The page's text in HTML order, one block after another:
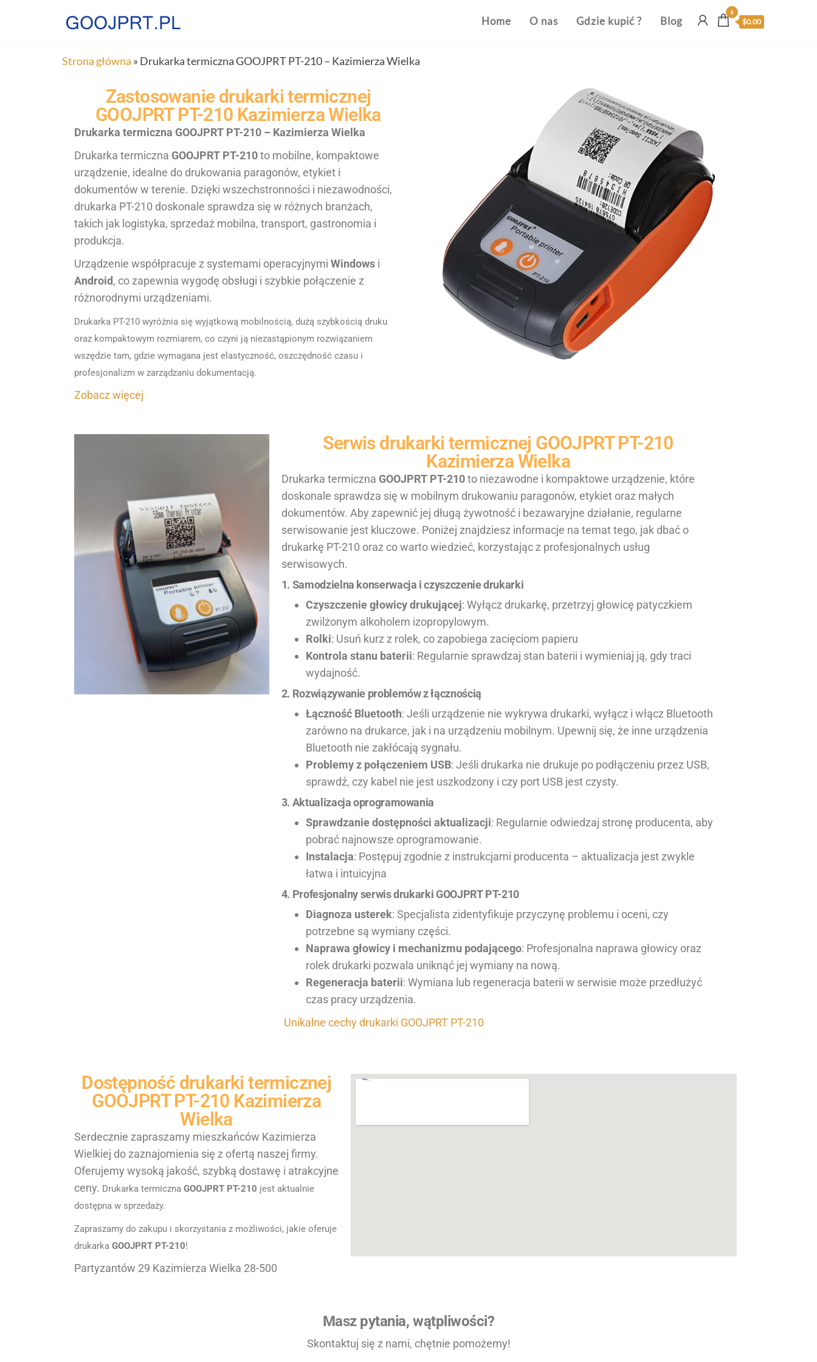
Home O nas Gdzie kupić ? Blog
0
$0.00
Strona główna » Drukarka termiczna GOOJPRT PT-210 – Kazimierza Wielka
Zastosowanie drukarki termicznej
GOOJPRT PT-210 Kazimierza Wielka
Drukarka termiczna GOOJPRT PT-210 – Kazimierza Wielka
Drukarka termiczna GOOJPRT PT-210to mobilne, kompaktowe
urządzenie, idealne do drukowania paragonów, etykiet i
dokumentów w terenie. Dzięki wszechstronności i niezawodności,
drukarka PT-210 doskonale sprawdza się w różnych branżach,
takich jak logistyka, sprzedaż mobilna, transport, gastronomia i
produkcja.
Urządzenie współpracuje z systemami operacyjnymi Windows i
Android, co zapewnia wygodę obsługi i szybkie połączenie z
różnorodnymi urządzeniami.
Drukarka PT-210 wyróżnia się wyjątkową mobilnością, dużą szybkością druku
oraz kompaktowym rozmiarem, co czyni ją niezastąpionym rozwiązaniem
wszędzie tam, gdzie wymagana jest elastyczność, oszczędność czasu i
profesjonalizm w zarządzaniu dokumentacją.
Zobacz więcej
Serwis drukarki termicznej GOOJPRT PT-210
Kazimierza Wielka
Drukarka termiczna GOOJPRT PT-210to niezawodne i kompaktowe urządzenie, które
doskonale sprawdza się w mobilnym drukowaniu paragonów, etykiet oraz małych
dokumentów. Aby zapewnić jej długą żywotność i bezawaryjne działanie, regularne
serwisowanie jest kluczowe. Poniżej znajdziesz informacje na temat tego, jak dbać o
drukarkę PT-210 oraz co warto wiedzieć, korzystając z profesjonalnych usług
serwisowych.
1. Samodzielna konserwacja i czyszczenie drukarki
Czyszczenie głowicy drukującej: Wyłącz drukarkę, przetrzyj głowicę patyczkiem
zwilżonym alkoholem izopropylowym.
Rolki: Usuń kurz z rolek, co zapobiega zacięciom papieru
Kontrola stanu baterii: Regularnie sprawdzaj stan baterii i wymieniaj ją, gdy traci
wydajność.
2. Rozwiązywanie problemów z łącznością
Łączność Bluetooth: Jeśli urządzenie nie wykrywa drukarki, wyłącz i włącz Bluetooth
zarówno na drukarce, jak i na urządzeniu mobilnym. Upewnij się, że inne urządzenia
Bluetooth nie zakłócają sygnału.
Problemy z połączeniem USB: Jeśli drukarka nie drukuje po podłączeniu przez USB,
sprawdź, czy kabel nie jest uszkodzony i czy port USB jest czysty.
3. Aktualizacja oprogramowania
Sprawdzanie dostępności aktualizacji: Regularnie odwiedzaj stronę producenta, aby
pobrać najnowsze oprogramowanie.
Instalacja: Postępuj zgodnie z instrukcjami producenta – aktualizacja jest zwykle
łatwa i intuicyjna
4. Profesjonalny serwis drukarki GOOJPRT PT-210
Diagnoza usterek: Specjalista zidentyfikuje przyczynę problemu i oceni, czy
potrzebne są wymiany części.
Naprawa głowicy i mechanizmu podającego: Profesjonalna naprawa głowicy oraz
rolek drukarki pozwala uniknąć jej wymiany na nową.
Regeneracja baterii: Wymiana lub regeneracja baterii w serwisie może przedłużyć
czas pracy urządzenia.
Unikalne cechy drukarki GOOJPRT PT-210
Dostępność drukarki termicznej
GOOJPRT PT-210 Kazimierza
Wielka
Serdecznie zapraszamy mieszkańców Kazimierza
Wielkiej do zaznajomienia się z ofertą naszej firmy.
Oferujemy wysoką jakość, szybką dostawę i atrakcyjne
ceny. Drukarka termiczna GOOJPRT PT-210 jest aktualnie
dostępna w sprzedaży.
Zapraszamy do zakupu i skorzystania z możliwości, jakie oferuje
drukarka GOOJPRT PT-210!
Partyzantów 29 Kazimierza Wielka 28-500
Masz pytania, wątpliwości?
Skontaktuj się z nami, chętnie pomożemy!